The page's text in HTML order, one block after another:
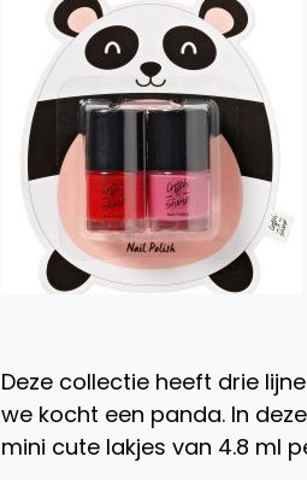
Deze collectie heeft drie
we kocht een panda. In
mini cute lakjes van 4.8 ml